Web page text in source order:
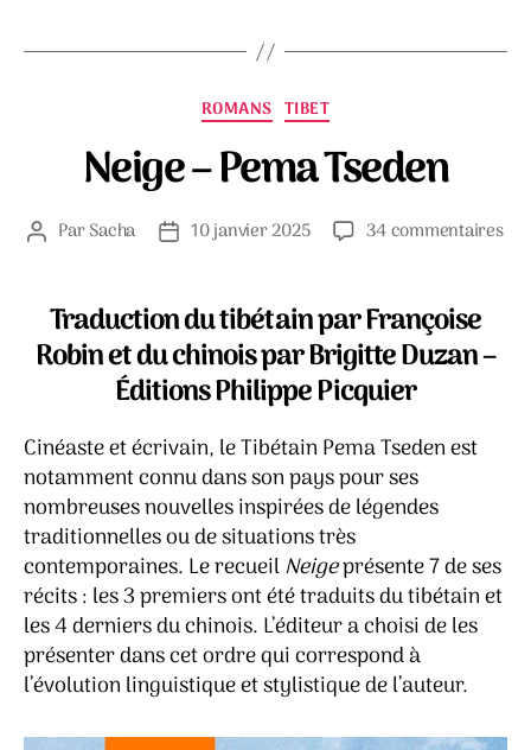
Catégories
ROMANS TIBET
Neige – Pema Tseden
Auteur
ParSacha
Date10 janvier 2025 34 commentairessur
Traduction du tibétain par Françoise
Robin et du chinois par Brigitte Duzan –
Éditions Philippe Picquier
Cinéaste et écrivain, le Tibétain Pema Tseden est
notamment connu dans son pays pour ses
nombreuses nouvelles inspirées de légendes
traditionnelles ou de situations très
contemporaines. Le recueilNeigeprésente 7 de ses
récits : les 3 premiers ont été traduits du tibétain et
les 4 derniers du chinois. L’éditeur a choisi de les
présenter dans cet ordre qui correspond à
l’évolution linguistique et stylistique de l’auteur.